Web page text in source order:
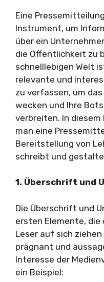
Eine
Instrument, um
über ein
die Öffentlichkeit zu
schnelllebigen Welt
relevante und
zu verfassen, um
wecken und Ihre
verbreiten. In
man eine
Bereitstellung von
schreibt und
1. Überschrift und
Die Überschrift und
ersten Elemente,
Leser auf sich
prägnant und
Interesse der
ein Beispiel: